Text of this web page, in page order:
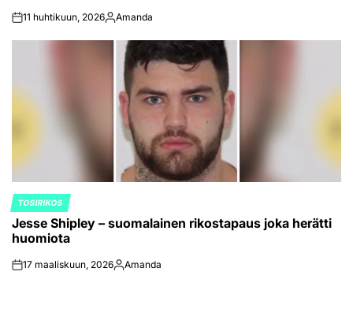
on11 huhtikuun, 2026Posted
Amanda
POSTED
IN
TOSIRIKOS
Jesse Shipley – suomalainen rikostapaus joka herätti
huomiota
on17 maaliskuun, 2026Posted
Amanda